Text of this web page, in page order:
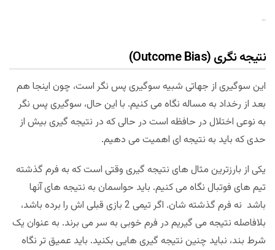
نتیجه نگری (Outcome Bias)
این سوگیری از جهاتی شبیه سوگیری پس نگر است، چون اینجا هم
بعد از رخداد به مساله نگاه می کنیم. با این حال، سوگیری پس نگر
به نوعی اختلال در حافظه است در حالی که در نتیجه گیری بیش از
حدی که باید به نتیجه ای اهمیت می دهیم.
یکی از بارزترین مثال های نتیجه گیری وقتی است که به فرم گذشته
تیم های فوتبال نگاه می کنیم. باید حواسمان به نتیجه های آنها
باشد نه فرم گذشته شان. اگر تیمی 2 بازی قبلی اش را برده باشد،
بلافاصله نتیجه می گیریم در فرم خوبی به سر می برند. به عنوان یک
شرط بند، نباید چنین نتیجه گیری هایی بکنید. باید عمیق تر نگاه